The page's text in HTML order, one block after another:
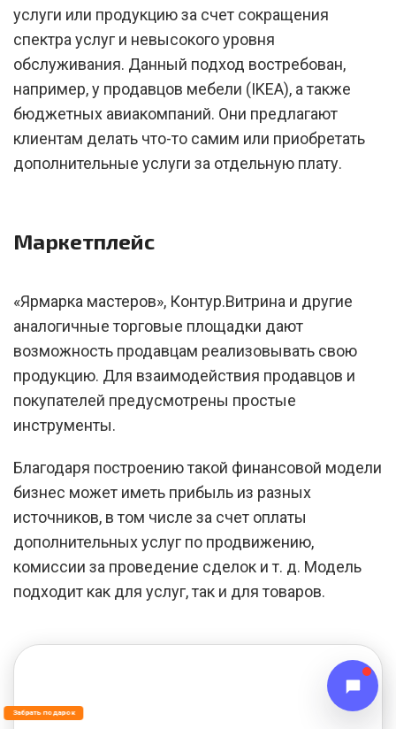
услуги или продукцию за счет сокращения
спектра услуг и невысокого уровня
обслуживания. Данный подход востребован,
например, у продавцов мебели (IKEA), а также
бюджетных авиакомпаний. Они предлагают
клиентам делать что-то самим или приобретать
дополнительные услуги за отдельную плату.
Маркетплейс
«Ярмарка мастеров», Контур.Витрина и другие
аналогичные торговые площадки дают
возможность продавцам реализовывать свою
продукцию. Для взаимодействия продавцов и
покупателей предусмотрены простые
инструменты.
Благодаря построению такой финансовой модели
бизнес может иметь прибыль из разных
источников, в том числе за счет оплаты
дополнительных услуг по продвижению,
комиссии за проведение сделок и т. д. Модель
подходит как для услуг, так и для товаров.
Забрать подарок